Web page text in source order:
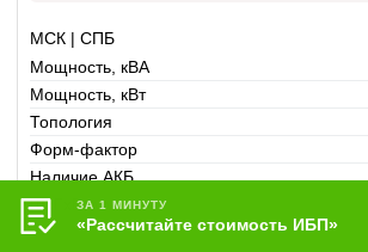
МСК | СПБ
Мощность, кВА
Мощность, кВт
Топология
Форм-фактор
Наличие АКБ
ШхГхВ, ммЗА 1 МИНУТУ
«Рассчитайте стоимость ИБП»